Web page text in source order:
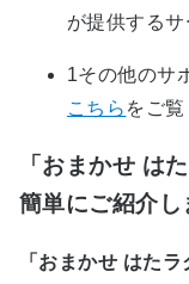
が提供するサ
1その他のサ
こちら をご覧
「おまかせ は
簡単にご紹介し
「おまかせ はた